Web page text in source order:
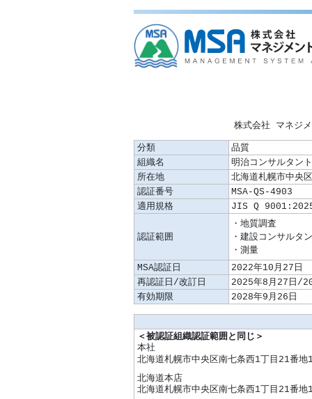
株式会社 マネジ
分類
品質
組織名
明治コンサルタ
所在地
北海道札幌市中央
認証番号
MSA-QS-4903
適用規格
JIS Q
認証範囲
MSA認証日
2022年10月27日
再認証日/改訂日
2025年8月27日/
有効期限
2028年9月26日
＜被認証組織認証範囲と同じ＞
本社
北海道札幌市中央区南七条西1丁目21番地
北海道本店
北海道札幌市中央区南七条西1丁目21番地